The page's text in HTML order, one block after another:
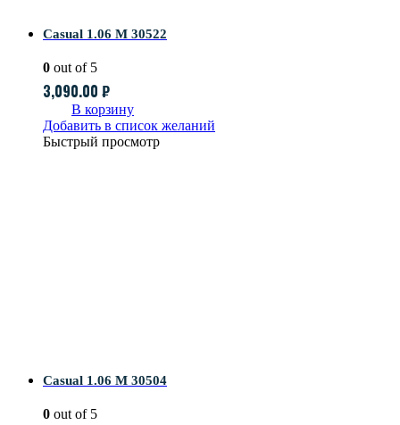
Casual 1.06 M 30522
0 out of 5
3,090.00 ₽
В корзину
Добавить в список желаний
Быстрый просмотр
Casual 1.06 M 30504
0 out of 5